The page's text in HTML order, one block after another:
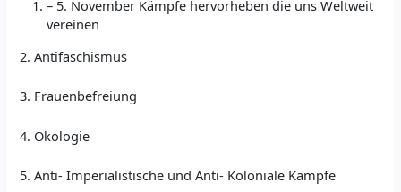
– 5. November Kämpfe hervorheben die uns Weltweit
vereinen
2. Antifaschismus
3. Frauenbefreiung
4. Ökologie
5. Anti- Imperialistische und Anti- Koloniale Kämpfe